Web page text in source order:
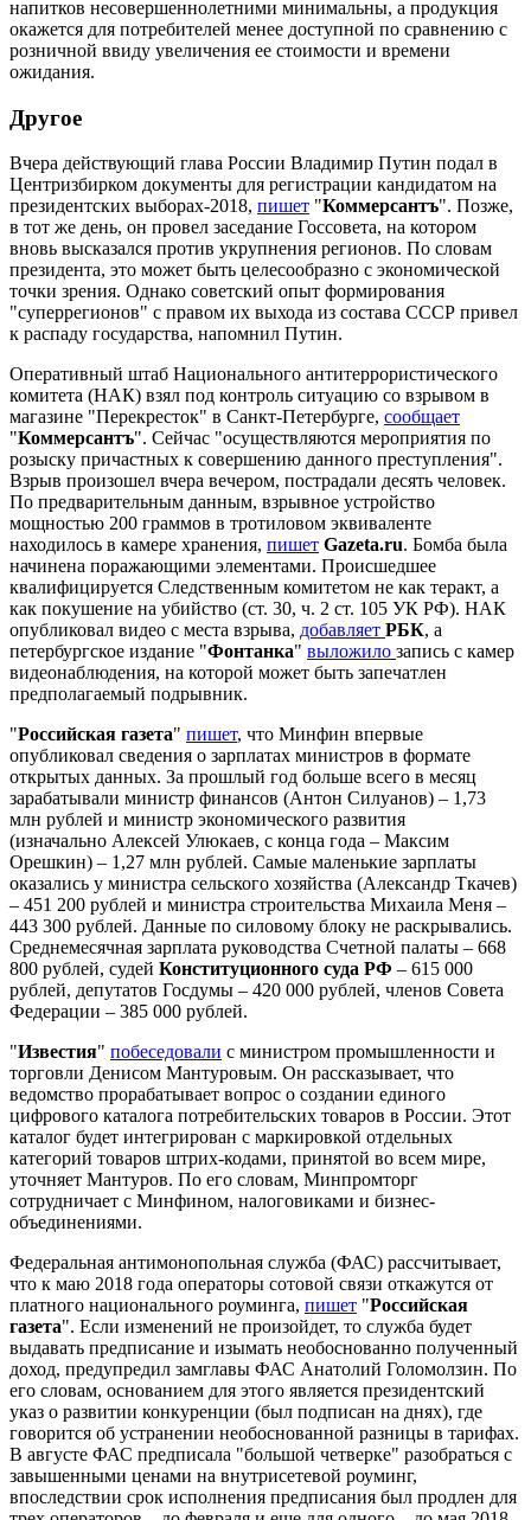
напитков несовершеннолетними минимальны, а продукция
окажется для потребителей менее доступной по сравнению с
розничной ввиду увеличения ее стоимости и времени
ожидания.
Другое
Вчера действующий глава России Владимир Путин подал в
Центризбирком документы для регистрации кандидатом на
президентских выборах-2018, пишет "Коммерсантъ". Позже,
в тот же день, он провел заседание Госсовета, на котором
вновь высказался против укрупнения регионов. По словам
президента, это может быть целесообразно с экономической
точки зрения. Однако советский опыт формирования
"суперрегионов" с правом их выхода из состава СССР привел
к распаду государства, напомнил Путин.
Оперативный штаб Национального антитеррористического
комитета (НАК) взял под контроль ситуацию со взрывом в
магазине "Перекресток" в Санкт-Петербурге, сообщает
"Коммерсантъ". Сейчас "осуществляются мероприятия по
розыску причастных к совершению данного преступления".
Взрыв произошел вчера вечером, пострадали десять человек.
По предварительным данным, взрывное устройство
мощностью 200 граммов в тротиловом эквиваленте
находилось в камере хранения, пишет Gazeta.ru. Бомба была
начинена поражающими элементами. Происшедшее
квалифицируется Следственным комитетом не как теракт, а
как покушение на убийство (ст. 30, ч. 2 ст. 105 УК РФ). НАК
опубликовал видео с места взрыва, добавляет РБК, а
петербургское издание "Фонтанка" выложило запись с камер
видеонаблюдения, на которой может быть запечатлен
предполагаемый подрывник.
"Российская газета" пишет, что Минфин впервые
опубликовал сведения о зарплатах министров в формате
открытых данных. За прошлый год больше всего в месяц
зарабатывали министр финансов (Антон Силуанов) – 1,73
млн рублей и министр экономического развития
(изначально Алексей Улюкаев, с конца года – Максим
Орешкин) – 1,27 млн рублей. Самые маленькие зарплаты
оказались у министра сельского хозяйства (Александр Ткачев)
– 451 200 рублей и министра строительства Михаила Меня –
443 300 рублей. Данные по силовому блоку не раскрывались.
Среднемесячная зарплата руководства Счетной палаты – 668
800 рублей, судей Конституционного суда РФ – 615 000
рублей, депутатов Госдумы – 420 000 рублей, членов Совета
Федерации – 385 000 рублей.
"Известия" побеседовали с министром промышленности и
торговли Денисом Мантуровым. Он рассказывает, что
ведомство прорабатывает вопрос о создании единого
цифрового каталога потребительских товаров в России. Этот
каталог будет интегрирован с маркировкой отдельных
категорий товаров штрих-кодами, принятой во всем мире,
уточняет Мантуров. По его словам, Минпромторг
сотрудничает с Минфином, налоговиками и бизнес-
объединениями.
Федеральная антимонопольная служба (ФАС) рассчитывает,
что к маю 2018 года операторы сотовой связи откажутся от
платного национального роуминга, пишет "Российская
газета". Если изменений не произойдет, то служба будет
выдавать предписание и изымать необоснованно полученный
доход, предупредил замглавы ФАС Анатолий Голомолзин. По
его словам, основанием для этого является президентский
указ о развитии конкуренции (был подписан на днях), где
говорится об устранении необоснованной разницы в тарифах.
В августе ФАС предписала "большой четверке" разобраться с
завышенными ценами на внутрисетевой роуминг,
впоследствии срок исполнения предписания был продлен для